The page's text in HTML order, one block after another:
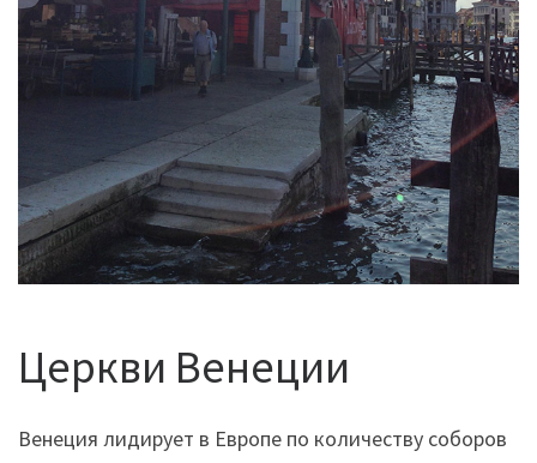
Церкви Венеции
Венеция лидирует в Европе по количеству соборов